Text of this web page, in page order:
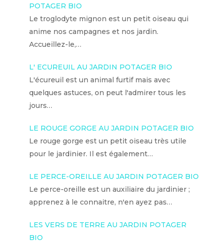
POTAGER BIO
Le troglodyte mignon est un petit oiseau qui
anime nos campagnes et nos jardin.
Accueillez-le,…
L' ECUREUIL AU JARDIN POTAGER BIO
L'écureuil est un animal furtif mais avec
quelques astuces, on peut l'admirer tous les
jours…
LE ROUGE GORGE AU JARDIN POTAGER BIO
Le rouge gorge est un petit oiseau très utile
pour le jardinier. Il est également…
LE PERCE-OREILLE AU JARDIN POTAGER BIO
Le perce-oreille est un auxiliaire du jardinier ;
apprenez à le connaitre, n'en ayez pas…
LES VERS DE TERRE AU JARDIN POTAGER
BIO